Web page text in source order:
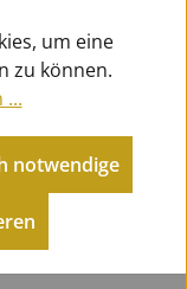
um eine
zu können.
...
notwendige